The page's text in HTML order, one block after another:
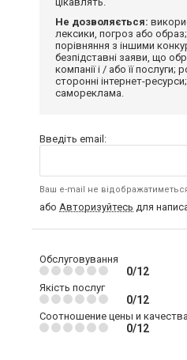
Не дозволяється:
лексики, погроз або
порівняння з іншими
безпідставні заяви, що
компанії і / або її
сторонні інтернет-
самореклама.
Введіть email:
Ваш e-mail не
або Авторизуйтесь для
Обслуговування
0/12
Якість послуг
0/12
Соотношение цены и качества
0/12